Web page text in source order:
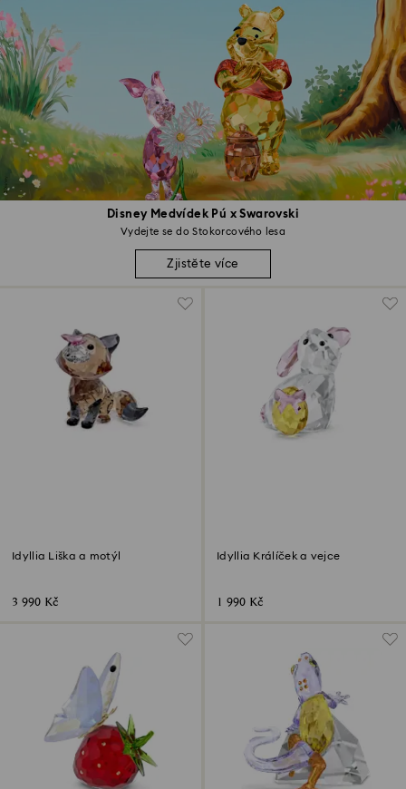
Disney Medvídek Pú x Swarovski
Vydejte se do Stokorcového lesa
Zjistěte více
Idyllia Liška a motýl
3 990 Kč
Idyllia Králíček a vejce
1 990 Kč